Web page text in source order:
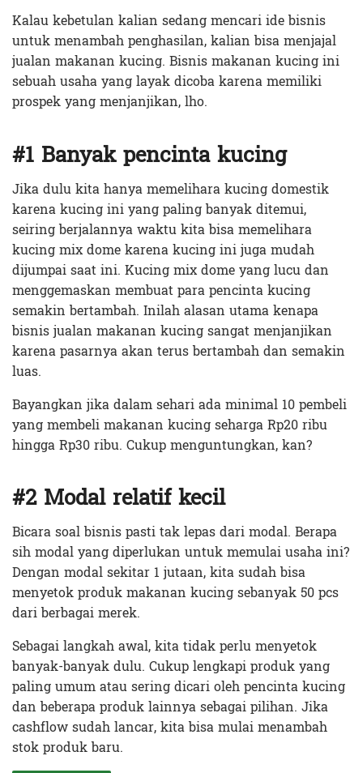
Kalau kebetulan kalian sedang mencari ide bisnis
untuk menambah penghasilan, kalian bisa menjajal
jualan makanan kucing. Bisnis makanan kucing ini
sebuah usaha yang layak dicoba karena memiliki
prospek yang menjanjikan, lho.
#1 Banyak pencinta kucing
Jika dulu kita hanya memelihara kucing domestik
karena kucing ini yang paling banyak ditemui,
seiring berjalannya waktu kita bisa memelihara
kucing mix dome karena kucing ini juga mudah
dijumpai saat ini. Kucing mix dome yang lucu dan
menggemaskan membuat para pencinta kucing
semakin bertambah. Inilah alasan utama kenapa
bisnis jualan makanan kucing sangat menjanjikan
karena pasarnya akan terus bertambah dan semakin
luas.
Bayangkan jika dalam sehari ada minimal 10 pembeli
yang membeli makanan kucing seharga Rp20 ribu
hingga Rp30 ribu. Cukup menguntungkan, kan?
#2 Modal relatif kecil
Bicara soal bisnis pasti tak lepas dari modal. Berapa
sih modal yang diperlukan untuk memulai usaha ini?
Dengan modal sekitar 1 jutaan, kita sudah bisa
menyetok produk makanan kucing sebanyak 50 pcs
dari berbagai merek.
Sebagai langkah awal, kita tidak perlu menyetok
banyak-banyak dulu. Cukup lengkapi produk yang
paling umum atau sering dicari oleh pencinta kucing
dan beberapa produk lainnya sebagai pilihan. Jika
cashflow sudah lancar, kita bisa mulai menambah
stok produk baru.